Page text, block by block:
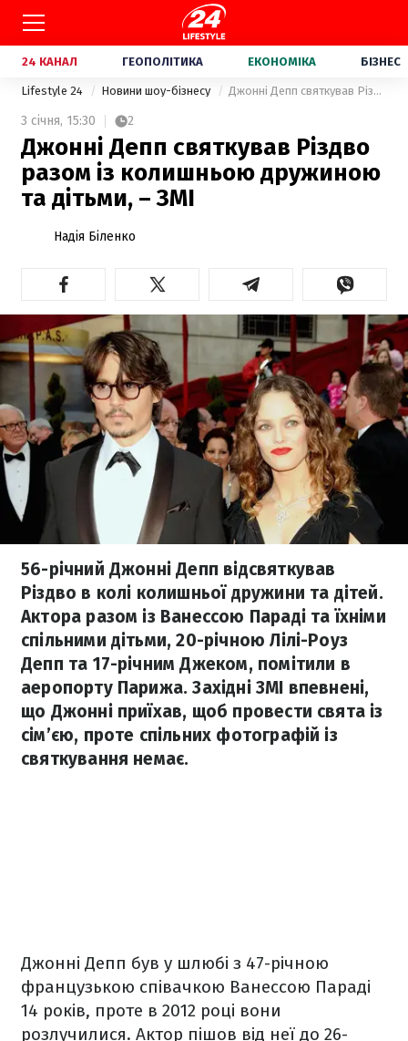
24 КАНАЛ ГЕОПОЛІТИКА ЕКОНОМІКА БІЗНЕС
Lifestyle 24 Новини шоу-бізнесу Джонні Депп святкував Різдво разом із колишньою дружиною та дітьми, – ЗМІ
3 січня, 15:30 2
Джонні Депп святкував Різдво
разом із колишньою дружиною
та дітьми, – ЗМІ
Надія Біленко
56-річний Джонні Депп відсвяткував
Різдво в колі колишньої дружини та дітей.
Актора разом із Ванессою Параді та їхніми
спільними дітьми, 20-річною Лілі-Роуз
Депп та 17-річним Джеком, помітили в
аеропорту Парижа. Західні ЗМІ впевнені,
що Джонні приїхав, щоб провести свята із
сім’єю, проте спільних фотографій із
святкування немає.
Джонні Депп був у шлюбі з 47-річною
французькою співачкою Ванессою Параді
14 років, проте в 2012 році вони
розлучилися. Актор пішов від неї до 26-